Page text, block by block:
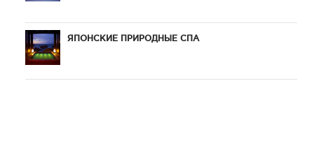
ЯПОНСКИЕ ПРИРОДНЫЕ СПА